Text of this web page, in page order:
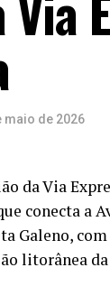
maio de 2026
da Via
conecta a
Galeno,
litorânea